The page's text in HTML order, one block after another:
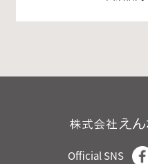
Official SNS